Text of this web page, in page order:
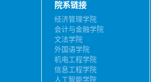
院系链接
经济管理学院
会计与金融学院
文法学院
外国语学院
机电工程学院
信息工程学院
人工智能学院